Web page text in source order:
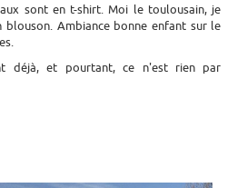
sont en t-shirt. Moi le toulousain, je
Ambiance bonne enfant sur le
déjà, et pourtant, ce n'est rien par